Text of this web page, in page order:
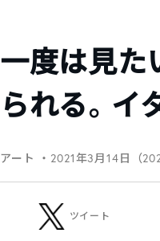
一度は見た
られる。イ
アート ・2021年3月14日（
ツイート